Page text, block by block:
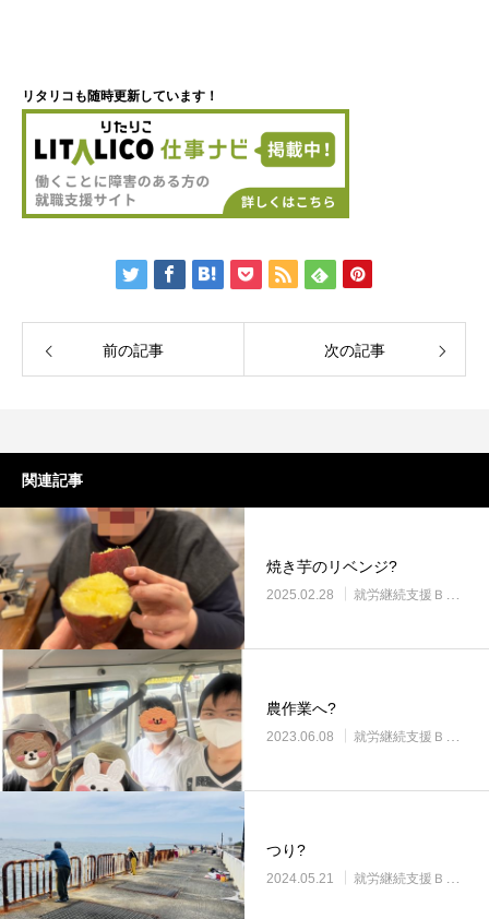
リタリコも随時更新しています！
前の記事 次の記事
関連記事
焼き芋のリベンジ?
2025.02.28 就労継続支援Ｂ型・ニコプレイス
農作業へ?
2023.06.08 就労継続支援Ｂ型・ニコプレイス
つり?
2024.05.21 就労継続支援Ｂ型・ニコプレイス